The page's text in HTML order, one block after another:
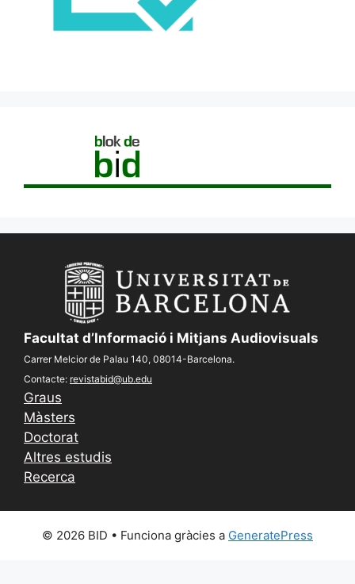
Facultat d’Informació i Mitjans Audiovisuals
Carrer Melcior de Palau 140, 08014-Barcelona.
Contacte: revistabid@ub.edu
Graus
Màsters
Doctorat
Altres estudis
Recerca
© 2026 BID • Funciona gràcies a GeneratePress